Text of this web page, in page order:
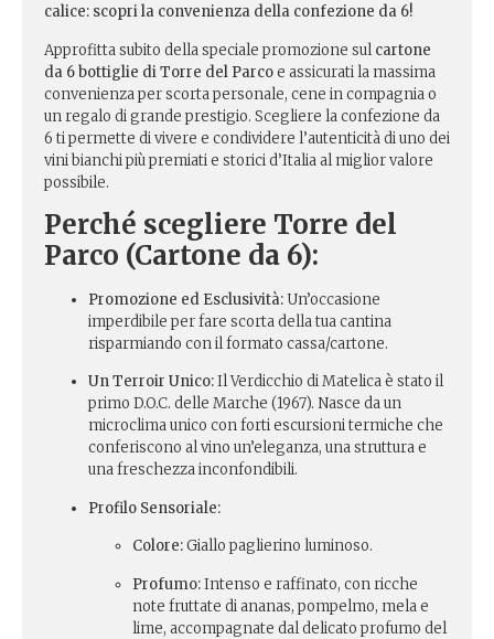
calice: scopri la convenienza della confezione da 6!
Approfitta subito della speciale promozione sulcartone
da 6 bottiglie di Torre del Parcoe assicurati la massima
convenienza per scorta personale, cene in compagnia o
un regalo di grande prestigio. Scegliere la confezione da
6 ti permette di vivere e condividere l’autenticità di uno dei
vini bianchi più premiati e storici d’Italia al miglior valore
possibile.
Perché scegliere Torre del
Parco (Cartone da 6):
Promozione ed Esclusività: Un’occasione
imperdibile per fare scorta della tua cantina
risparmiando con il formato cassa/cartone.
Un Terroir Unico:Il Verdicchio di Matelica è stato il
primo D.O.C. delle Marche (1967). Nasce da un
microclima unico con forti escursioni termiche che
conferiscono al vino un’eleganza, una struttura e
una freschezza inconfondibili.
Profilo Sensoriale:
Colore:Giallo paglierino luminoso.
Profumo:Intenso e raffinato, con ricche
note fruttate di ananas, pompelmo, mela e
lime, accompagnate dal delicato profumo del